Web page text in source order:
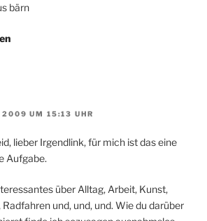
bärn
UM 15:13 UHR
lieber Irgendlink, für mich ist das eine
Aufgabe.
über Alltag, Arbeit, Kunst,
Radfahren und, und, und. Wie du darüber